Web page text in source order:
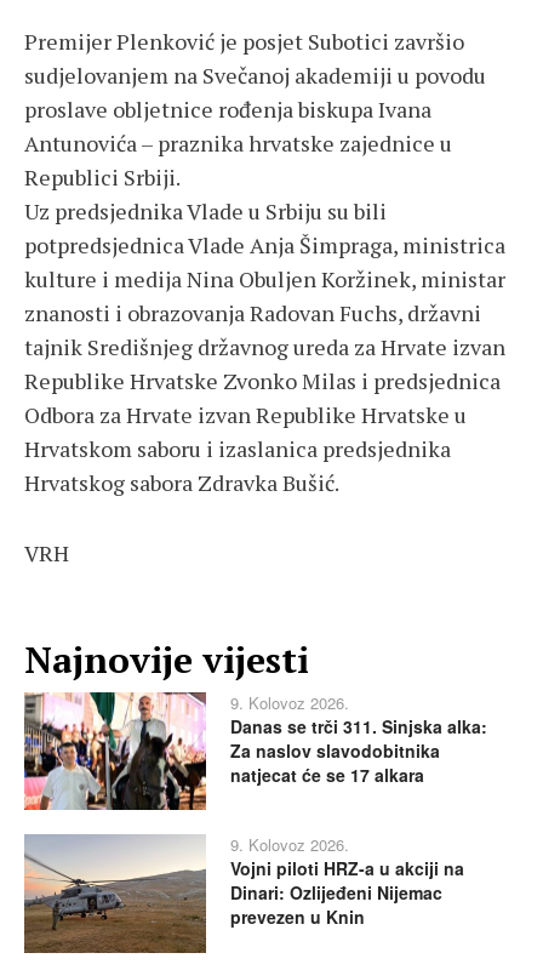
Premijer Plenković je posjet Subotici završio
sudjelovanjem na Svečanoj akademiji u povodu
proslave obljetnice rođenja biskupa Ivana
Antunovića – praznika hrvatske zajednice u
Republici Srbiji.
Uz predsjednika Vlade u Srbiju su bili
potpredsjednica Vlade Anja Šimpraga, ministrica
kulture i medija Nina Obuljen Koržinek, ministar
znanosti i obrazovanja Radovan Fuchs, državni
tajnik Središnjeg državnog ureda za Hrvate izvan
Republike Hrvatske Zvonko Milas i predsjednica
Odbora za Hrvate izvan Republike Hrvatske u
Hrvatskom saboru i izaslanica predsjednika
Hrvatskog sabora Zdravka Bušić.
VRH
Najnovije vijesti
9. Kolovoz 2026.
Danas se trči 311. Sinjska alka:
Za naslov slavodobitnika
natjecat će se 17 alkara
9. Kolovoz 2026.
Vojni piloti HRZ-a u akciji na
Dinari: Ozlijeđeni Nijemac
prevezen u Knin